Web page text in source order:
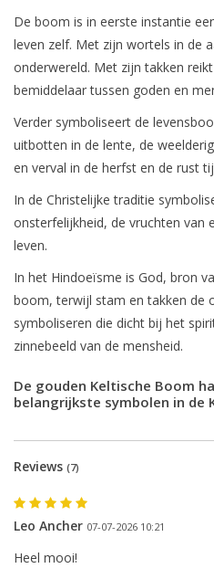
De boom is in eerste instantie
leven zelf. Met zijn wortels in de
onderwereld. Met zijn takken
bemiddelaar tussen goden en
Verder symboliseert de
uitbotten in de lente, de
en verval in de herfst en de rust
In de Christelijke traditie
onsterfelijkheid, de vruchten van
leven.
In het Hindoeïsme is God, bron
boom, terwijl stam en takken de
symboliseren die dicht bij het
zinnebeeld van de mensheid.
De gouden Keltische Boom
belangrijkste symbolen in de
Reviews (7)
Leo Ancher 07-07-2026 10:21
Heel mooi!